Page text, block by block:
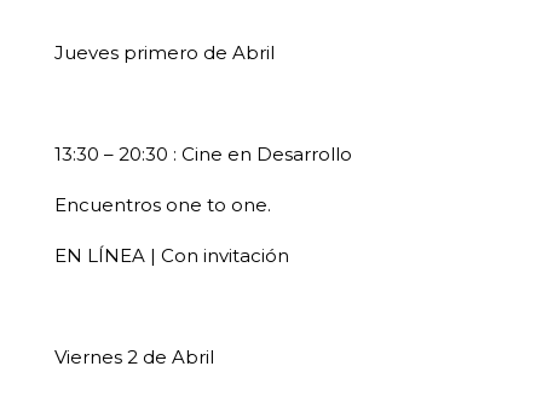
Jueves primero de Abril
13:30 – 20:30 : Cine en Desarrollo
Encuentros one to one.
EN LÍNEA | Con invitación
Viernes 2 de Abril